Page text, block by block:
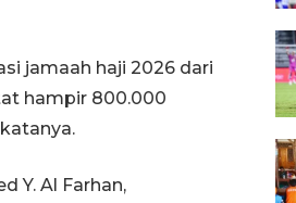
jamaah haji 2026 dari
hampir 800.000
Y. Al Farhan,